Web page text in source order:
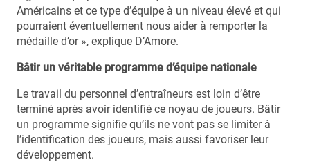
Américains et ce type d’équipe à un niveau élevé et qui
pourraient éventuellement nous aider à remporter la
médaille d’or », explique D’Amore.
Bâtir un véritable programme d’équipe nationale
Le travail du personnel d’entraîneurs est loin d’être
terminé après avoir identifié ce noyau de joueurs. Bâtir
un programme signifie qu’ils ne vont pas se limiter à
l’identification des joueurs, mais aussi favoriser leur
développement.